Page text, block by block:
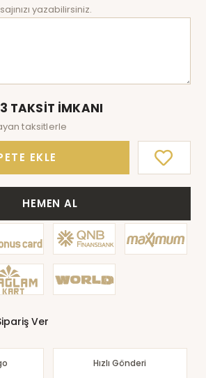
yazabilirsiniz.
TAKSİT İMKANI
taksitlerle
EKLE
HEMEN AL
Ver
Hızlı Gönderi